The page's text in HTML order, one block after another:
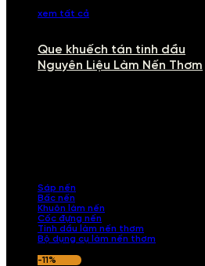
xem tất cả
Que khuếch tán tinh dầu
Nguyên Liệu Làm Nến Thơm
Sáp nến
Bấc nến
Khuôn làm nến
Cốc đựng nến
Tinh dầu làm nến thơm
Bộ dụng cụ làm nến thơm
-11%